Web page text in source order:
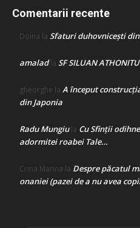
Comentarii recente
Doina la Sfaturi duhovnicești
amaladla SF SILUAN
gheorghe la A început
din Japonia
Radu Mungiula Cu Sfinții
adormitei roabei Tale…
Crina Marina la Despre păcatul
onaniei (pazei de a nu avea